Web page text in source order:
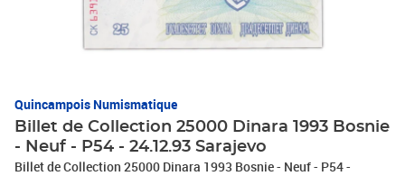
Quincampois Numismatique
Billet de Collection 25000 Dinara 1993 Bosnie
- Neuf - P54 - 24.12.93 Sarajevo
Billet de Collection 25000 Dinara 1993 Bosnie - Neuf - P54 -